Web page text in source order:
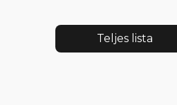
Teljes lista